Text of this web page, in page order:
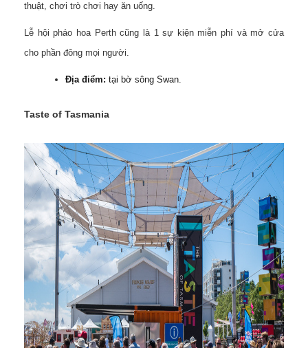
thuật, chơi trò chơi hay ăn uống.
Lễ hội pháo hoa Perth cũng là 1 sự kiện miễn phí và mở cửa
cho phần đông mọi người.
Địa điểm: tại bờ sông Swan.
Taste of Tasmania